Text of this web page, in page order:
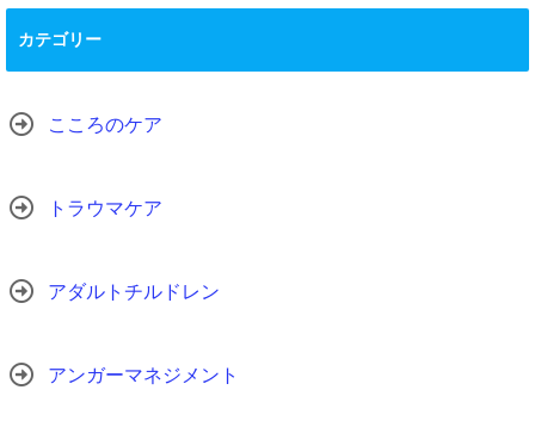
カテゴリー
こころのケア
トラウマケア
アダルトチルドレン
アンガーマネジメント